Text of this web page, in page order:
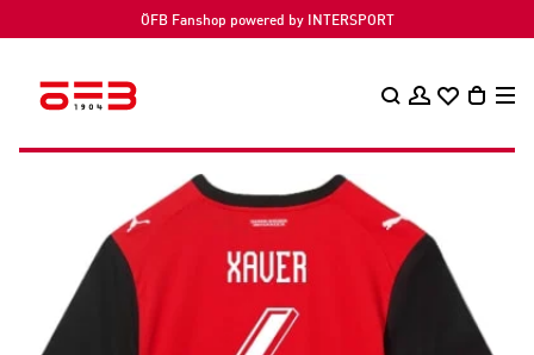
ÖFB Fanshop powered by INTERSPORT